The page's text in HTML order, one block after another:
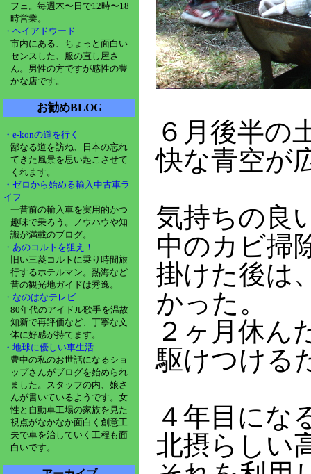
フェ。毎週木〜日で12時〜18
時営業。
・ヘイアドウード
市内にある、ちょっと面白い
センスした、服の直し屋さ
ん。男性の方ですが感性の豊
かな店です。
お勧めBLOG
・e-konの道を行く
鄙なる道を訪ね、日本の忘れ
てきた風景を思い起こさせて
くれます。
・ゼロから始める輸入中古車ラ
イフ
一昔前の輸入車を実用的かつ
趣味で乗ろう。ノウハウや知
識が満載のブログ。
・あのコルトを狙え！
旧い三菱コルトに乗り時間旅
行するホテルマン。熱海など
昔の観光地ガイドは秀逸。
・なのはなテレビ
80年代のアイドル歌手を温故
知新で再評価など、丁寧な文
体に好感が持てます。
・地球に優しい車生活
豊中の私のお世話になるショ
ップさんがブログを始められ
ました。スタッフの内、娘さ
んが書いているようです。女
性と自動車工場の家族を見た
視点がなかなか面白く創意工
夫で車を治していく工程も面
白いです。
６月後半の
快な青空が
気持ちの良
中のカビ掃
掛けた後は
かった。
２ヶ月休ん
駆けつける
４年目にな
北摂らしい